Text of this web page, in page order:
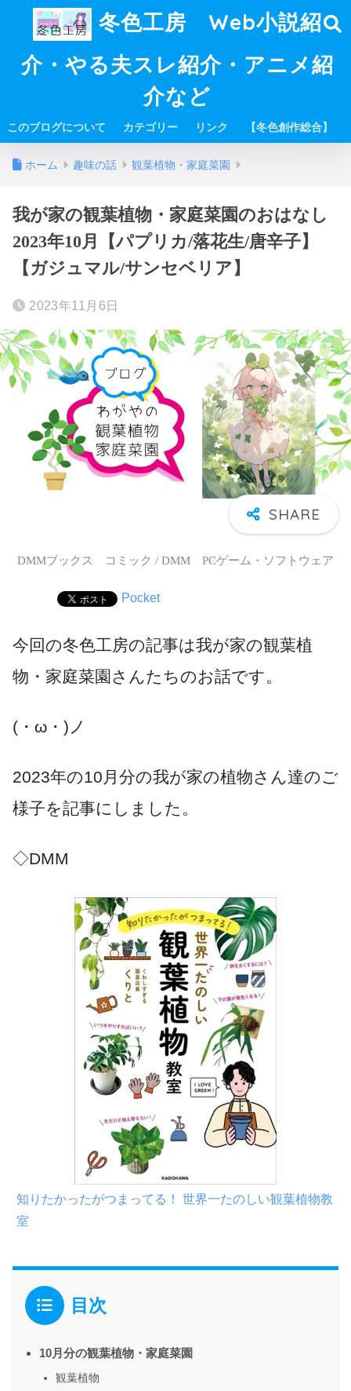
冬色工房 Web小説紹
介・やる夫スレ紹介・アニメ紹
介など
このブログについて カテゴリー リンク 【冬色創作総合】
ホーム 趣味の話 観葉植物・家庭菜園
我が家の観葉植物・家庭菜園のおはなし
2023年10月【パプリカ/落花生/唐辛子】
【ガジュマル/サンセベリア】
2023年11月6日
DMMブックス コミック / DMM PCゲーム・ソフトウェア
Pocket
今回の冬色工房の記事は我が家の観葉植
物・家庭菜園さんたちのお話です。
(・ω・)ノ
2023年の10月分の我が家の植物さん達のご
様子を記事にしました。
◇DMM
知りたかったがつまってる！ 世界一たのしい観葉植物教
室
目次
10月分の観葉植物・家庭菜園
観葉植物